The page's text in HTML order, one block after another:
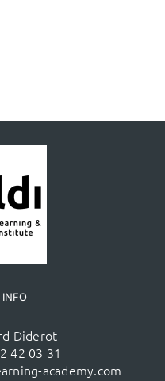
Diderot
42 03 31
academy.com